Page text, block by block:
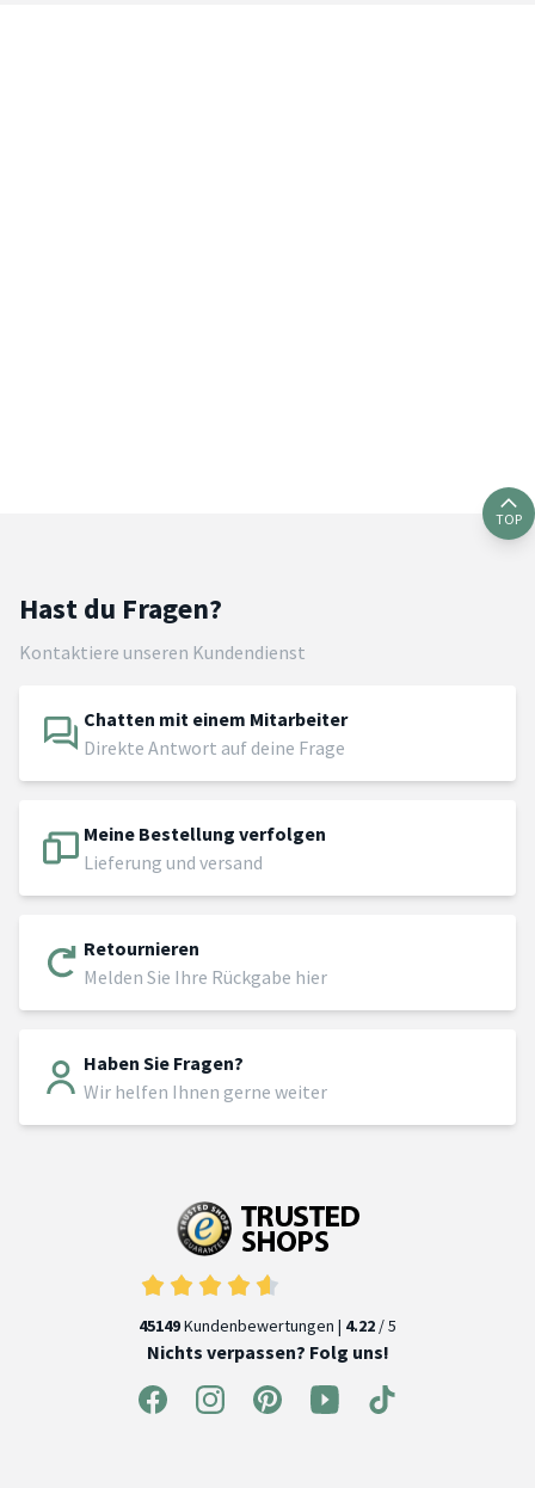
TOP
Hast du Fragen?
Kontaktiere unseren Kundendienst
Chatten mit einem Mitarbeiter
Direkte Antwort auf deine Frage
Meine Bestellung verfolgen
Lieferung und versand
Retournieren
Melden Sie Ihre Rückgabe hier
Haben Sie Fragen?
Wir helfen Ihnen gerne weiter
45149Kundenbewertungen | 4.22 / 5
Nichts verpassen? Folg uns!